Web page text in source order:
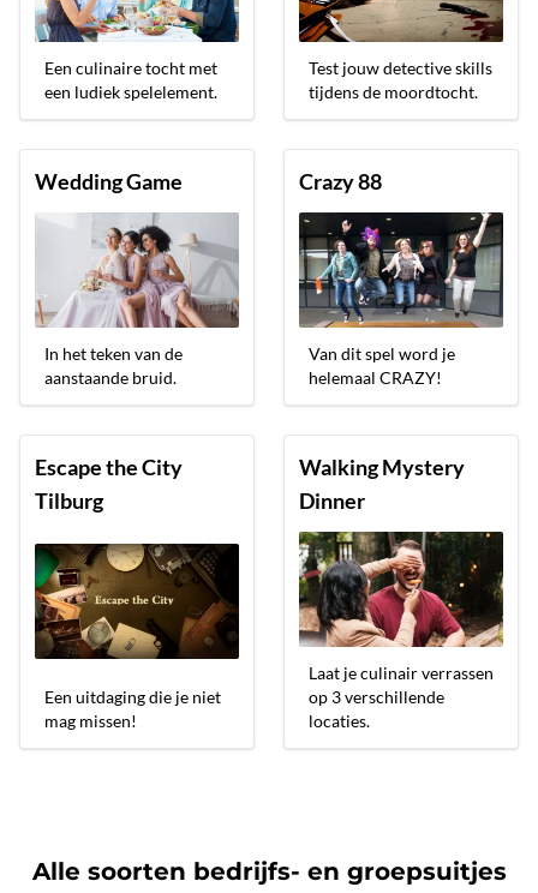
Een culinaire tocht met
een ludiek spelelement.
Test jouw detective skills
tijdens de moordtocht.
Wedding Game
In het teken van de
aanstaande bruid.
Crazy 88
Van dit spel word je
helemaal CRAZY!
Escape the City
Tilburg
Een uitdaging die je niet
mag missen!
Walking Mystery
Dinner
Laat je culinair verrassen
op 3 verschillende
locaties.
Alle soorten bedrijfs- en groepsuitjes